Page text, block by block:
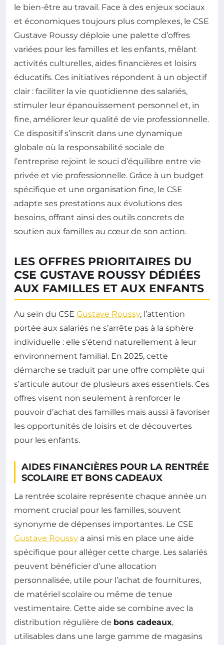
le bien-être au travail. Face à des enjeux sociaux
et économiques toujours plus complexes, le CSE
Gustave Roussy déploie une palette d’offres
variées pour les familles et les enfants, mêlant
activités culturelles, aides financières et loisirs
éducatifs. Ces initiatives répondent à un objectif
clair : faciliter la vie quotidienne des salariés,
stimuler leur épanouissement personnel et, in
fine, améliorer leur qualité de vie professionnelle.
Ce dispositif s’inscrit dans une dynamique
globale où la responsabilité sociale de
l’entreprise rejoint le souci d’équilibre entre vie
privée et vie professionnelle. Grâce à un budget
spécifique et une organisation fine, le CSE
adapte ses prestations aux évolutions des
besoins, offrant ainsi des outils concrets de
soutien aux familles au cœur de son action.
LES OFFRES PRIORITAIRES DU
CSE GUSTAVE ROUSSY DÉDIÉES
AUX FAMILLES ET AUX ENFANTS
Au sein du CSE Gustave Roussy, l’attention
portée aux salariés ne s’arrête pas à la sphère
individuelle : elle s’étend naturellement à leur
environnement familial. En 2025, cette
démarche se traduit par une offre complète qui
s’articule autour de plusieurs axes essentiels. Ces
offres visent non seulement à renforcer le
pouvoir d’achat des familles mais aussi à favoriser
les opportunités de loisirs et de découvertes
pour les enfants.
AIDES FINANCIÈRES POUR LA RENTRÉE
SCOLAIRE ET BONS CADEAUX
La rentrée scolaire représente chaque année un
moment crucial pour les familles, souvent
synonyme de dépenses importantes. Le CSE
Gustave Roussy a ainsi mis en place une aide
spécifique pour alléger cette charge. Les salariés
peuvent bénéficier d’une allocation
personnalisée, utile pour l’achat de fournitures,
de matériel scolaire ou même de tenue
vestimentaire. Cette aide se combine avec la
distribution régulière de bons cadeaux,
utilisables dans une large gamme de magasins